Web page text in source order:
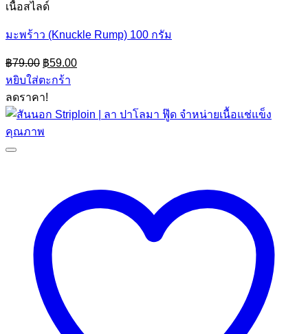
เนื้อสไลด์
มะพร้าว (Knuckle Rump) 100 กรัม
฿79.00 Original
price
was:
฿79.00.
฿59.00Current
price
หยิบใส่ตะกร้า
ลดราคา!